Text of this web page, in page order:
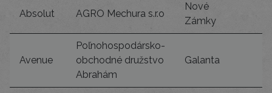
Absolut AGRO Mechura s.r.o
Nové
Zámky
Avenue
Poľnohospodársko-
obchodné družstvo
Abrahám
Galanta